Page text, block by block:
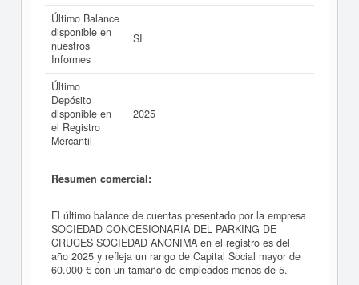
Último Balance
disponible en
nuestros
Informes
SI
Último
Depósito
disponible en
el Registro
Mercantil
2025
Resumen comercial:
El último balance de cuentas presentado por la empresa
SOCIEDAD CONCESIONARIA DEL PARKING DE
CRUCES SOCIEDAD ANONIMA en el registro es del
año 2025 y refleja un rango de Capital Social mayor de
60.000 € con un tamaño de empleados menos de 5.